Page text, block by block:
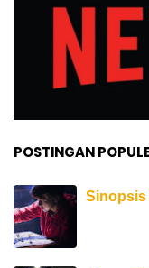
POSTINGAN
Sinopsis